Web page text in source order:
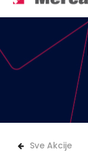
Sve Akcije